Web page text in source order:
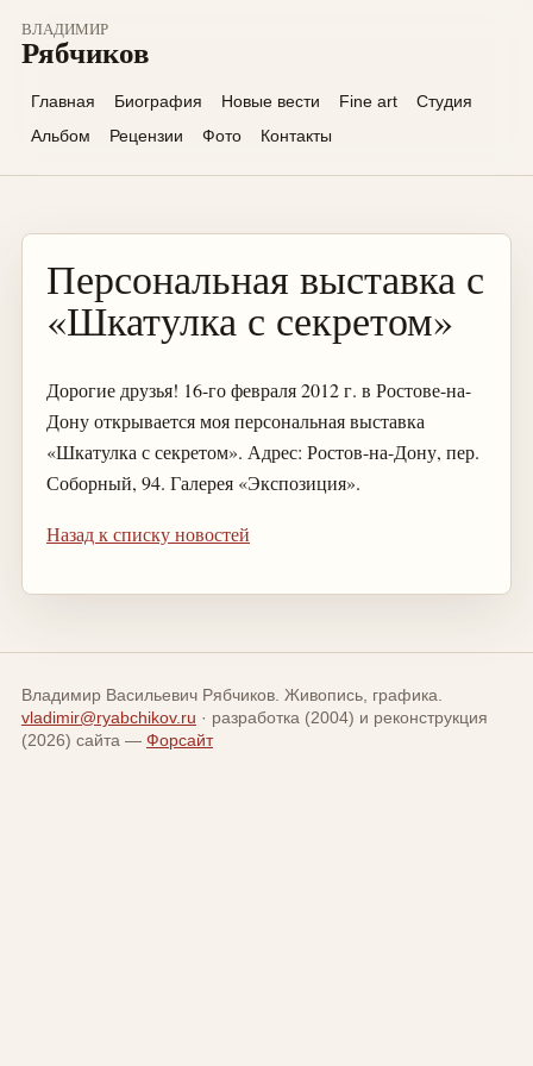
ВЛАДИМИР
Рябчиков
Главная Биография Новые вести Fine art
Студия
Альбом
Рецензии Фото Контакты
Персональная выставка с
«Шкатулка с секретом»
Дорогие друзья! 16-го февраля 2012 г. в Ростове-на-
Дону открывается моя персональная выставка
«Шкатулка с секретом». Адрес: Ростов-на-Дону, пер.
Соборный, 94. Галерея «Экспозиция».
Назад к списку новостей
Владимир Васильевич Рябчиков. Живопись, графика.
vladimir@ryabchikov.ru · разработка (2004) и реконструкция
(2026) сайта — Форсайт